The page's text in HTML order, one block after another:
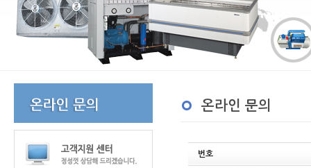
온라인 문의
번호